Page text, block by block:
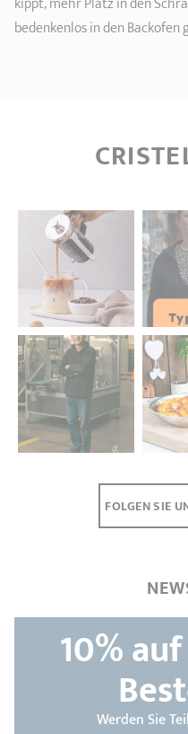
bedenkenlos in den
10%
Werden Sie
FOLGEN SIE